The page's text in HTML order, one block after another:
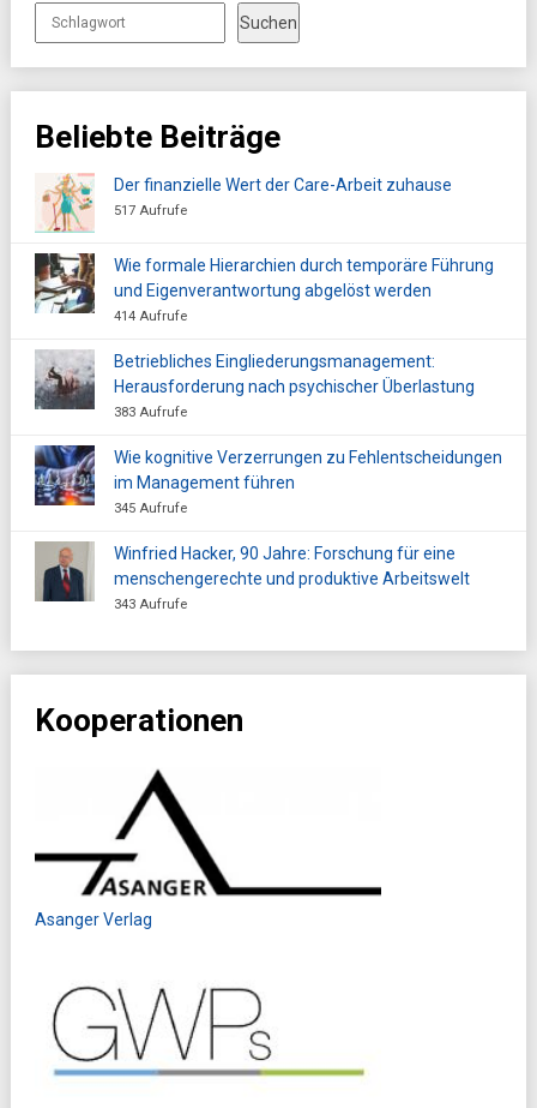
Suchen
Beliebte Beiträge
Der finanzielle Wert der Care-Arbeit zuhause
517 Aufrufe
Wie formale Hierarchien durch temporäre Führung
und Eigenverantwortung abgelöst werden
414 Aufrufe
Betriebliches Eingliederungsmanagement:
Herausforderung nach psychischer Überlastung
383 Aufrufe
Wie kognitive Verzerrungen zu Fehlentscheidungen
im Management führen
345 Aufrufe
Winfried Hacker, 90 Jahre: Forschung für eine
menschengerechte und produktive Arbeitswelt
343 Aufrufe
Kooperationen
Asanger Verlag